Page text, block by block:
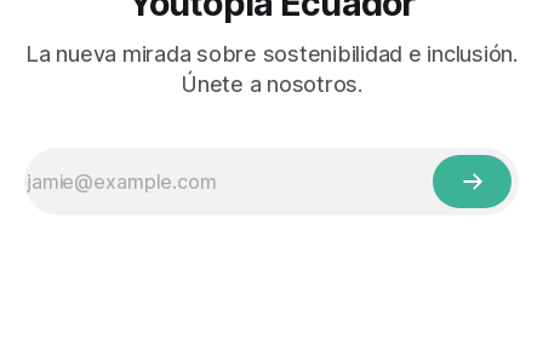
La nueva mirada sobre sostenibilidad e inclusión.
Únete a nosotros.